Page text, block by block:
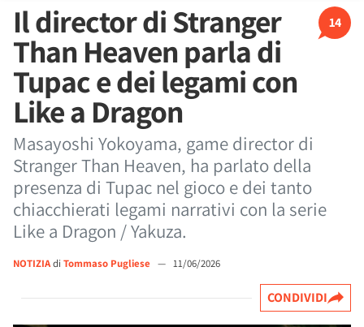
14
Il director di Stranger
Than Heaven parla di
Tupac e dei legami con
Like a Dragon
Masayoshi Yokoyama, game director di
Stranger Than Heaven, ha parlato della
presenza di Tupac nel gioco e dei tanto
chiacchierati legami narrativi con la serie
Like a Dragon / Yakuza.
NOTIZIAdi Tommaso Pugliese — 11/06/2026
CONDIVIDI